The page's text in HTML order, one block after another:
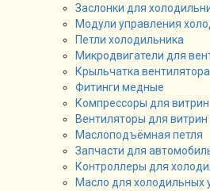
Заслонки для
Модули управления
Петли холодильника
Микродвигатели для
Крыльчатка
Фитинги медные
Компрессоры для витрин
Вентиляторы для витрин
Маслоподъёмная петля
Запчасти для
Контроллеры для
Масло для холодильных